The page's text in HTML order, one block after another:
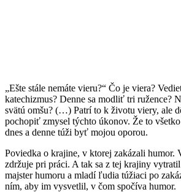
„Ešte stále nemáte vieru?“ Čo je viera?
katechizmus? Denne sa modliť tri ružence?
svätú omšu? (…) Patrí to k životu viery, ale
pochopiť zmysel týchto úkonov. Že to
dnes a denne túži byť mojou oporou.
Poviedka o krajine, v ktorej zakázali humor.
zdržuje pri práci. A tak sa z tej krajiny
majster humoru a mladí ľudia túžiaci po
ním, aby im vysvetlil, v čom spočíva humor.